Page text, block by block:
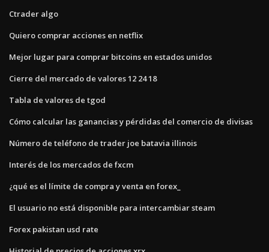
Ctrader algo
Quiero comprar acciones en netflix
Mejor lugar para comprar bitcoins en estados unidos
Cierre del mercado de valores 12 24 18
Tabla de valores de tgod
Cómo calcular las ganancias y pérdidas del comercio de divisas
Número de teléfono de trader joe batavia illinois
Interés de los mercados de fxcm
¿qué es el límite de compra y venta en forex_
El usuario no está disponible para intercambiar steam
Forex pakistan usd rate